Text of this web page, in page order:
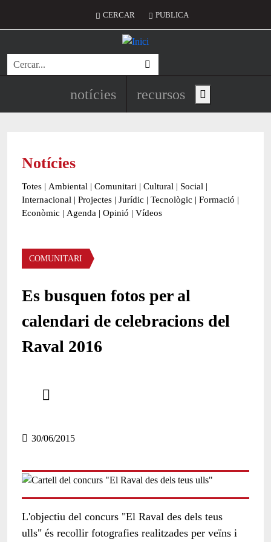
Menú del compte d'usuari
CERCAR PUBLICA
Cerca
Navegació principal de
notícies recursos Show main menu
Notícies
Totes | Ambiental | Comunitari | Cultural | Social |
Internacional | Projectes | Jurídic | Tecnològic | Formació |
Econòmic | Agenda | Opinió | Vídeos
Àmbit de la notícia
COMUNITARI
Es busquen fotos per al
calendari de celebracions del
Raval 2016
30/06/2015
L'objectiu del concurs "El Raval des dels teus
ulls" és recollir fotografies realitzades per veïns i